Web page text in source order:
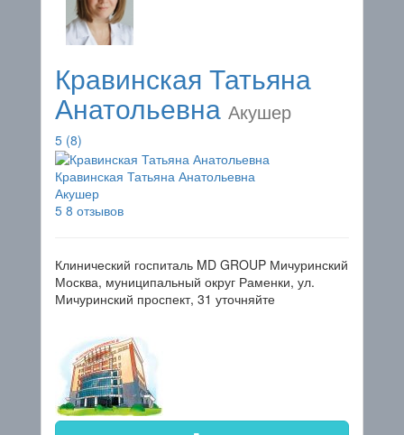
Кравинская Татьяна
Анатольевна Акушер
5 (8)
Кравинская Татьяна Анатольевна
Акушер
5 8 отзывов
Клинический госпиталь MD GROUP Мичуринский
Москва, муниципальный округ Раменки, ул.
Мичуринский проспект, 31 уточняйте